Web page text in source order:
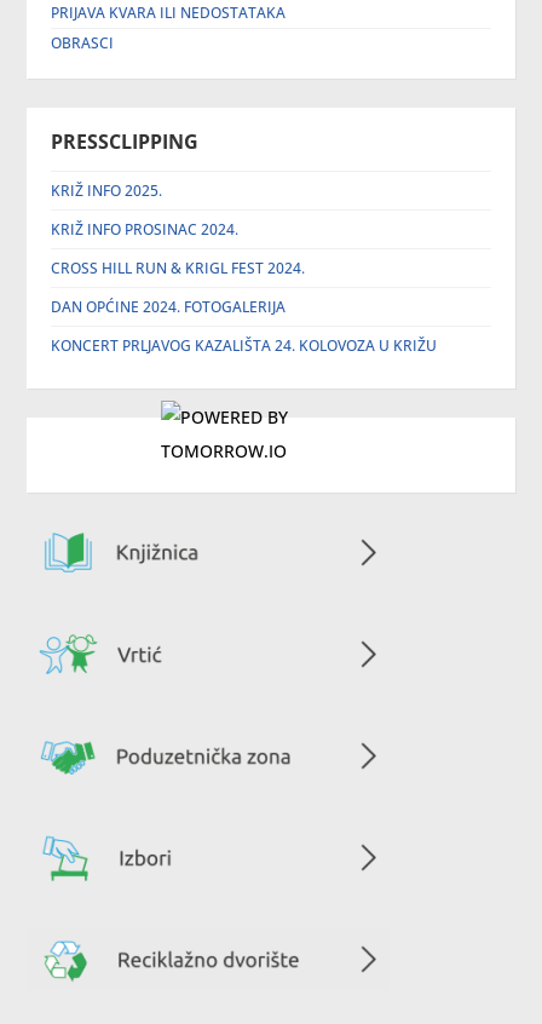
PRIJAVA KVARA ILI NEDOSTATAKA
OBRASCI
PRESSCLIPPING
KRIŽ INFO 2025.
KRIŽ INFO PROSINAC 2024.
CROSS HILL RUN & KRIGL FEST 2024.
DAN OPĆINE 2024. FOTOGALERIJA
KONCERT PRLJAVOG KAZALIŠTA 24. KOLOVOZA U KRIŽU